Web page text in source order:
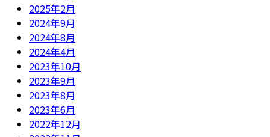
2025年2月
2024年9月
2024年8月
2024年4月
2023年10月
2023年9月
2023年8月
2023年6月
2022年12月